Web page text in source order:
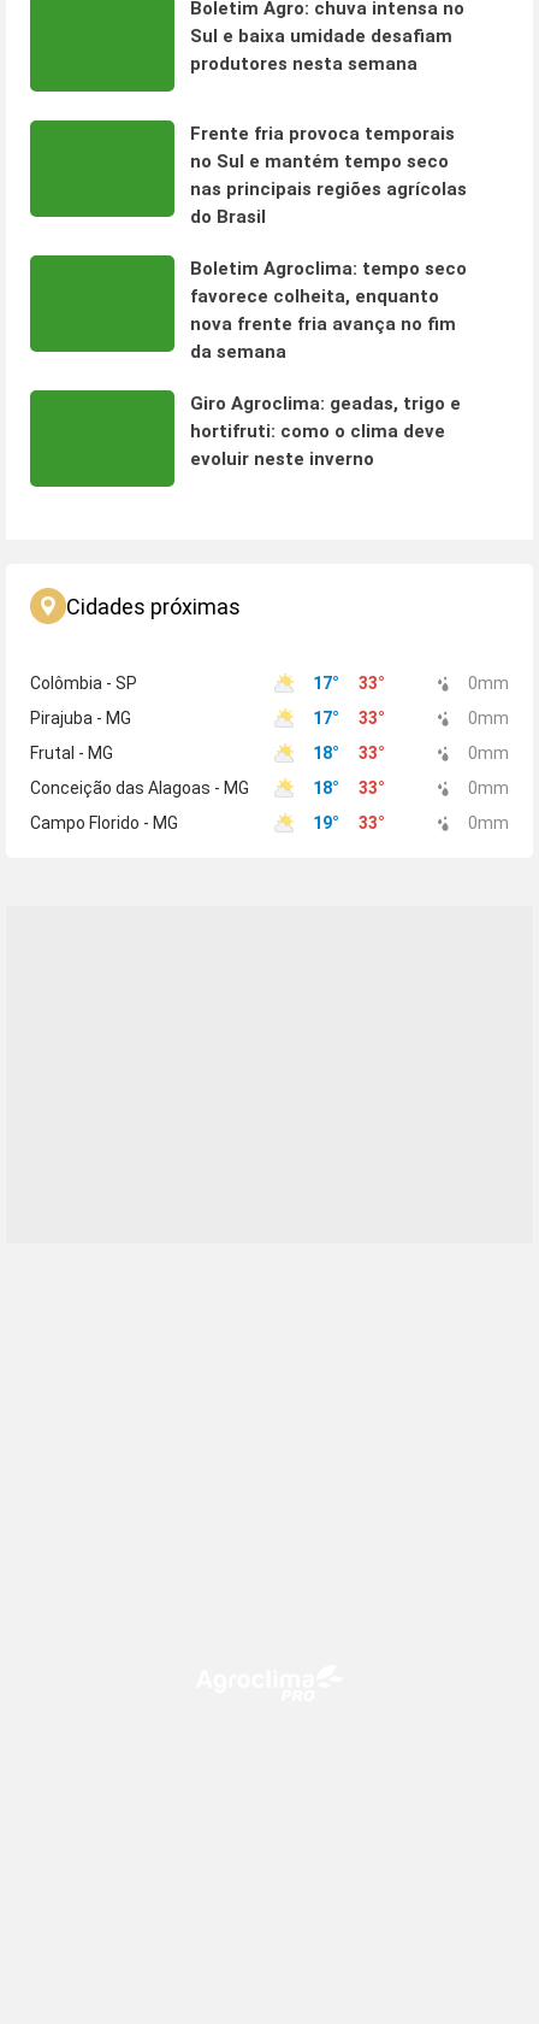
Boletim Agro: chuva intensa no
Sul e baixa umidade desafiam
produtores nesta semana
Frente fria provoca temporais
no Sul e mantém tempo seco
nas principais regiões agrícolas
do Brasil
Boletim Agroclima: tempo seco
favorece colheita, enquanto
nova frente fria avança no fim
da semana
Giro Agroclima: geadas, trigo e
hortifruti: como o clima deve
evoluir neste inverno
Cidades próximas
Colômbia - SP 17° 33° 0mm
Pirajuba - MG
17° 33° 0mm
Frutal - MG
18° 33° 0mm
Conceição das Alagoas - MG
18° 33° 0mm
Campo Florido - MG
19° 33° 0mm